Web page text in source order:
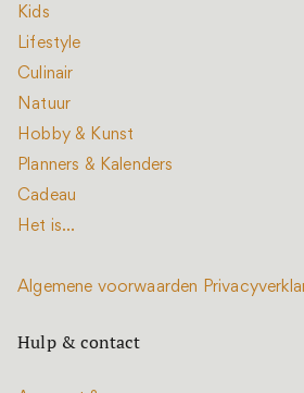
Kids
Lifestyle
Culinair
Natuur
Hobby & Kunst
Planners & Kalenders
Cadeau
Het is...
Algemene voorwaarden
Hulp & contact